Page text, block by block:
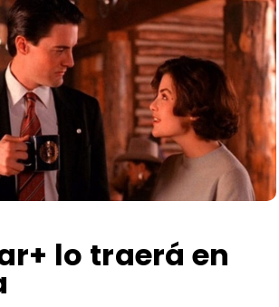
lo traerá en